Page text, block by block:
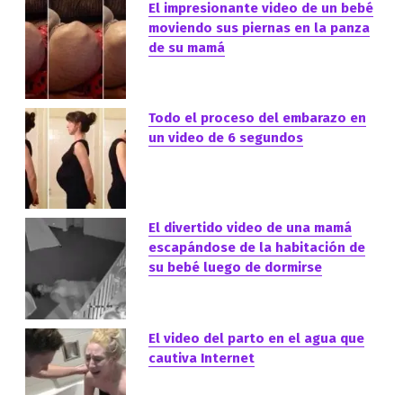
El impresionante video de un bebé
moviendo sus piernas en la panza
de su mamá
Todo el proceso del embarazo en
un video de 6 segundos
El divertido video de una mamá
escapándose de la habitación de
su bebé luego de dormirse
El video del parto en el agua que
cautiva Internet